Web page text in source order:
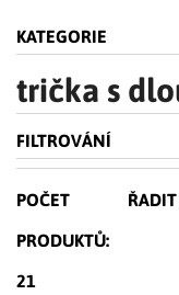
DÁMSKÉ OBLEČENÍ
DOPLŇKY
PRACOVNÍ BOTY
SLEVY A VÝPRODEJ
KATEGORIE
trička s
FILTROVÁNÍ
POČET
PRODUKTŮ:
21